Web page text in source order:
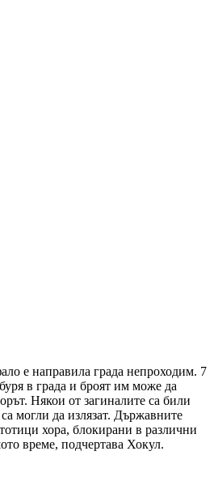
е направила града непроходим. 7
в града и броят им може да
Някои от загиналите са били
могли да излязат. Държавните
хора, блокирани в различни
време, подчертава Хокул.